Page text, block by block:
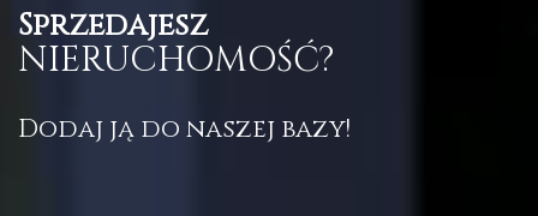
Sprzedajesz
NIERUCHOMOŚĆ?
Dodaj ją do naszej bazy!